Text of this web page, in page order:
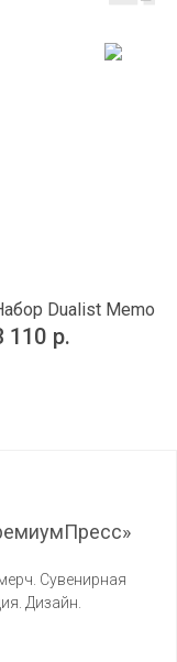
Dualist Memo
110 р.
Сувенирная
Дизайн.